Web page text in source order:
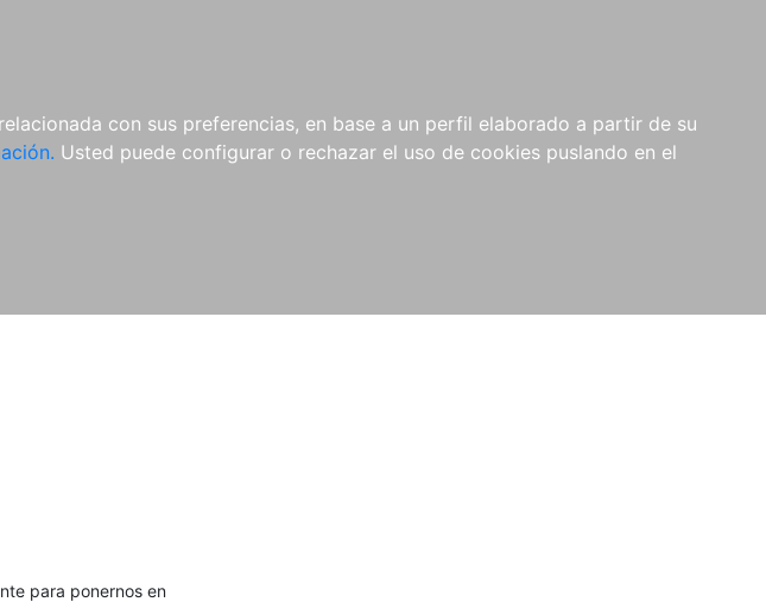
con sus preferencias, en base a un perfil elaborado a partir de su
Usted puede configurar o rechazar el uso de cookies puslando en el
MATERIAL
COMPLEMENTARIO
NOVEDADES NOTICIAS
COMPRAS
INSTITUCIONALES
para ponernos en